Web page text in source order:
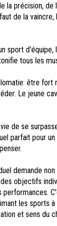
la précision, de
de la
sport d'équipe,
tous les
être fort
Le jeune
de se
parfait pour
demande
objectifs
les sports
et sens du